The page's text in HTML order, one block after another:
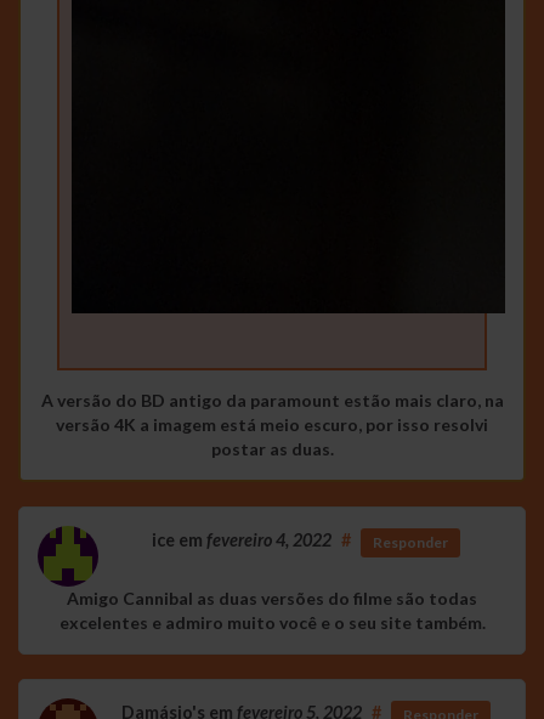
A versão do BD antigo da paramount estão mais claro, na
versão 4K a imagem está meio escuro, por isso resolvi
postar as duas.
ice em fevereiro 4, 2022 # Responder
Amigo Cannibal as duas versões do filme são todas
excelentes e admiro muito você e o seu site também.
Damásio's em fevereiro 5, 2022 # Responder